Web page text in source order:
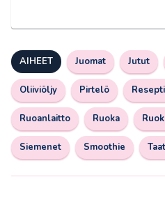
AIHEET Juomat Jutut
Oliiviöljy Pirtelö
Ruoanlaitto Ruoka
Siemenet Smoothie